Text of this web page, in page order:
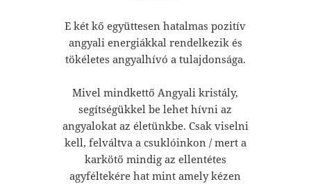
E két kő együttesen hatalmas pozitív
angyali energiákkal rendelkezik és
tökéletes angyalhívó a tulajdonsága.
Mivel mindkettő Angyali kristály,
segítségükkel be lehet hívni az
angyalokat az életünkbe. Csak viselni
kell, felváltva a csuklóinkon / mert a
karkötő mindig az ellentétes
agyféltekére hat mint amely kézen